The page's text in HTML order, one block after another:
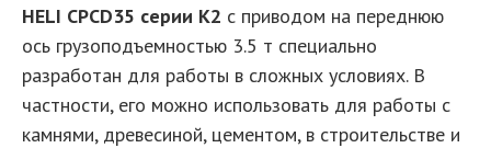
HELI CPCD35 серии K2 с приводом на переднюю
ось грузоподъемностью 3.5 т специально
разработан для работы в сложных условиях. В
частности, его можно использовать для работы с
камнями, древесиной, цементом, в строительстве и